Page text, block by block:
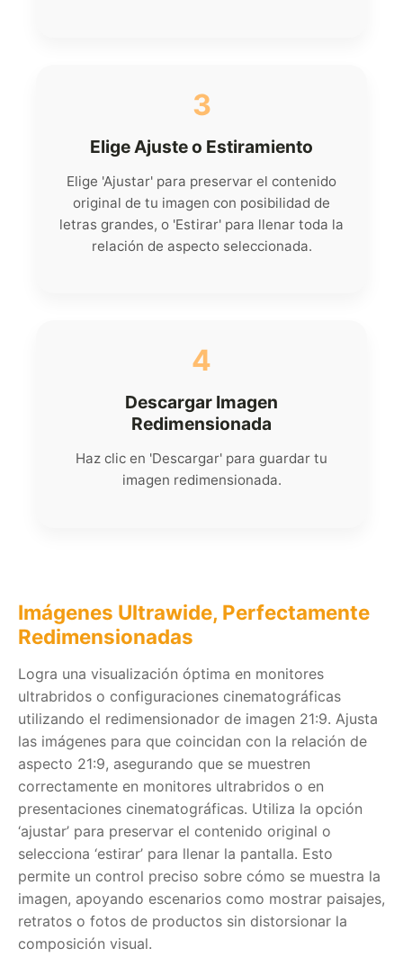
3
Elige Ajuste o Estiramiento
Elige 'Ajustar' para preservar el contenido
original de tu imagen con posibilidad de
letras grandes, o 'Estirar' para llenar toda la
relación de aspecto seleccionada.
4
Descargar Imagen
Redimensionada
Haz clic en 'Descargar' para guardar tu
imagen redimensionada.
Imágenes Ultrawide, Perfectamente
Redimensionadas
Logra una visualización óptima en monitores
ultrabridos o configuraciones cinematográficas
utilizando el redimensionador de imagen 21:9. Ajusta
las imágenes para que coincidan con la relación de
aspecto 21:9, asegurando que se muestren
correctamente en monitores ultrabridos o en
presentaciones cinematográficas. Utiliza la opción
‘ajustar’ para preservar el contenido original o
selecciona ‘estirar’ para llenar la pantalla. Esto
permite un control preciso sobre cómo se muestra la
imagen, apoyando escenarios como mostrar paisajes,
retratos o fotos de productos sin distorsionar la
composición visual.